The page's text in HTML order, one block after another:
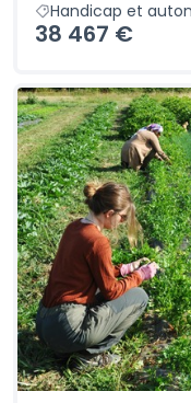
Handicap et
38 467 €